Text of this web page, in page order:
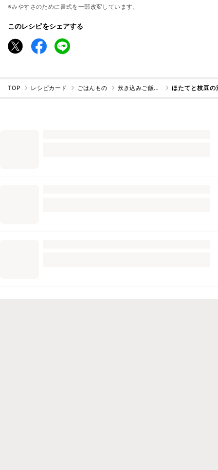
※みやすさのために書式を一部改変しています。
このレシピをシェアする
TOP レシピカード ごはんもの 炊き込みご飯・混ぜご飯 ほたてと枝豆の